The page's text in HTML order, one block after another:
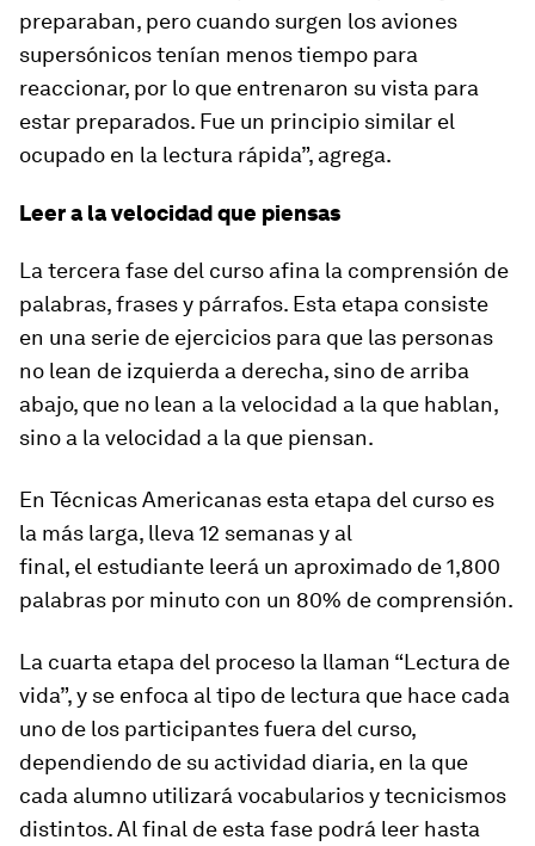
preparaban, pero cuando surgen los aviones
supersónicos tenían menos tiempo para
reaccionar, por lo que entrenaron su vista para
estar preparados. Fue un principio similar el
ocupado en la lectura rápida”, agrega.
Leer a la velocidad que piensas
La tercera fase del curso afina la comprensión de
palabras, frases y párrafos. Esta etapa consiste
en una serie de ejercicios para que las personas
no lean de izquierda a derecha, sino de arriba
abajo, que no lean a la velocidad a la que hablan,
sino a la velocidad a la que piensan.
En Técnicas Americanas esta etapa del curso es
la más larga, lleva 12 semanas y al
final, el estudiante leerá un aproximado de 1,800
palabras por minuto con un 80% de comprensión.
La cuarta etapa del proceso la llaman “Lectura de
vida”, y se enfoca al tipo de lectura que hace cada
uno de los participantes fuera del curso,
dependiendo de su actividad diaria, en la que
cada alumno utilizará vocabularios y tecnicismos
distintos. Al final de esta fase podrá leer hasta